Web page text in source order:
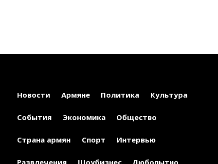
Новости Армяне Политика Культура
События Экономика Общество
Страна армян Спорт Интервью
Развлечения Шоубизнес Любопытно